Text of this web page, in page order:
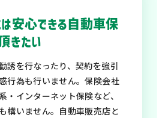
安心できる自動車保
きたい
誘を行なったり、契約を強引
行為も行いません。保険会社
・インターネット保険など、
構いません。自動車販売店と